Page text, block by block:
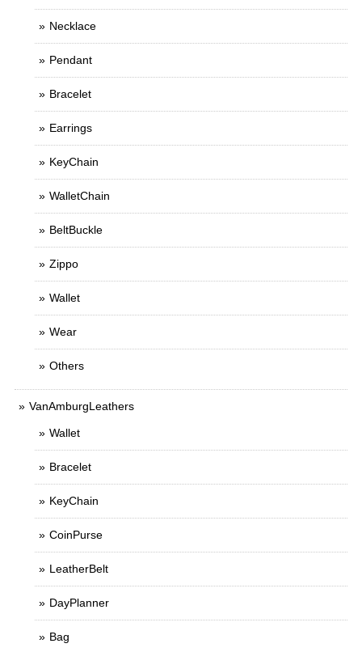
Necklace
Pendant
Bracelet
Earrings
KeyChain
WalletChain
BeltBuckle
Zippo
Wallet
Wear
Others
VanAmburgLeathers
Wallet
Bracelet
KeyChain
CoinPurse
LeatherBelt
DayPlanner
Bag